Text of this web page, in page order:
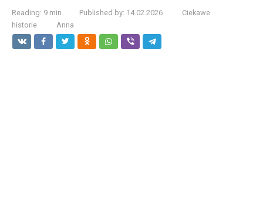
Reading: 9 min Published by: 14.02.2026
Ciekawe
historie
Anna